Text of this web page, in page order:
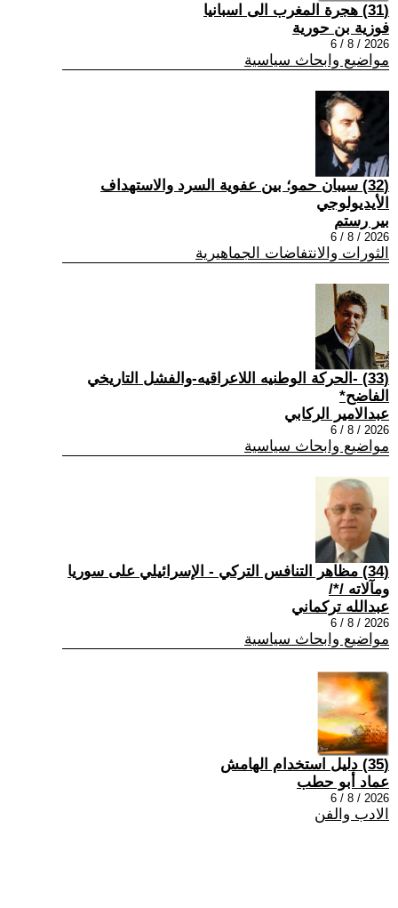
(31) هجرة المغرب الى اسبانيا
فوزية بن حورية
2026 / 8 / 6
مواضيع وابحاث سياسية
(32) سيبان حمو؛ بين عفوية السرد والاستهداف
الأيديولوجي
بير رستم
2026 / 8 / 6
الثورات والانتفاضات الجماهيرية
(33) -الحركة الوطنيه اللاعراقيه-والفشل التاريخي
الفاضح*
عبدالامير الركابي
2026 / 8 / 6
مواضيع وابحاث سياسية
(34) مظاهر التنافس التركي - الإسرائيلي على سوريا
ومآلاته /*/
عبدالله تركماني
2026 / 8 / 6
مواضيع وابحاث سياسية
(35) دليل استخدام الهامش
عماد أبو حطب
2026 / 8 / 6
الادب والفن